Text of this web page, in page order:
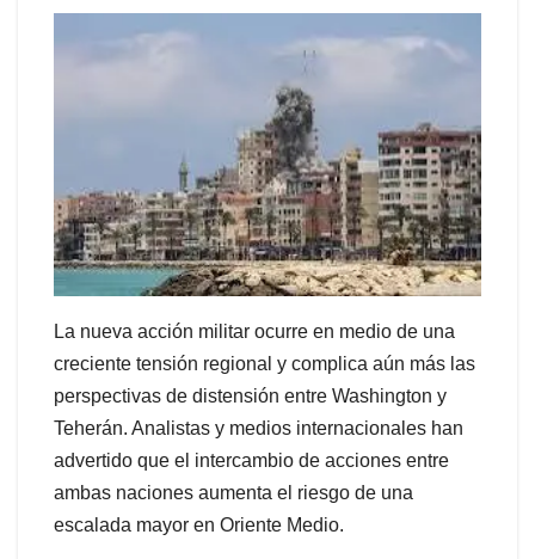
La nueva acción militar ocurre en medio de una
creciente tensión regional y complica aún más las
perspectivas de distensión entre Washington y
Teherán. Analistas y medios internacionales han
advertido que el intercambio de acciones entre
ambas naciones aumenta el riesgo de una
escalada mayor en Oriente Medio.